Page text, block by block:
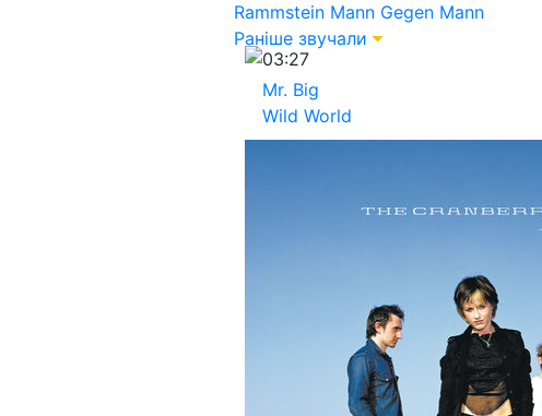
Rammstein Mann Gegen Mann
Раніше звучали
03:27
Mr. Big
Wild World